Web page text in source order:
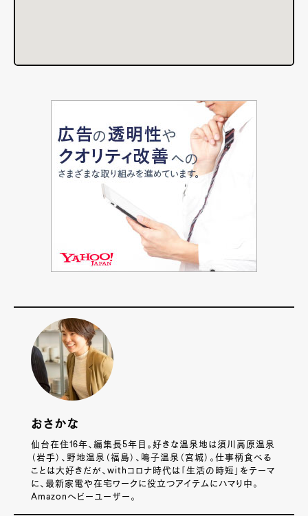
おさかな
仙台在住16年、編集長5年目。好きな温泉地は須川高原温泉
（岩手）、野地温泉（福島）、鳴子温泉（宮城）。仕事柄食べる
ことは大好きだが、withコロナ時代は「生活の時短」をテーマ
に、最新家電や在宅ワークに役立つアイテムにハマり中。
Amazonヘビーユーザー。